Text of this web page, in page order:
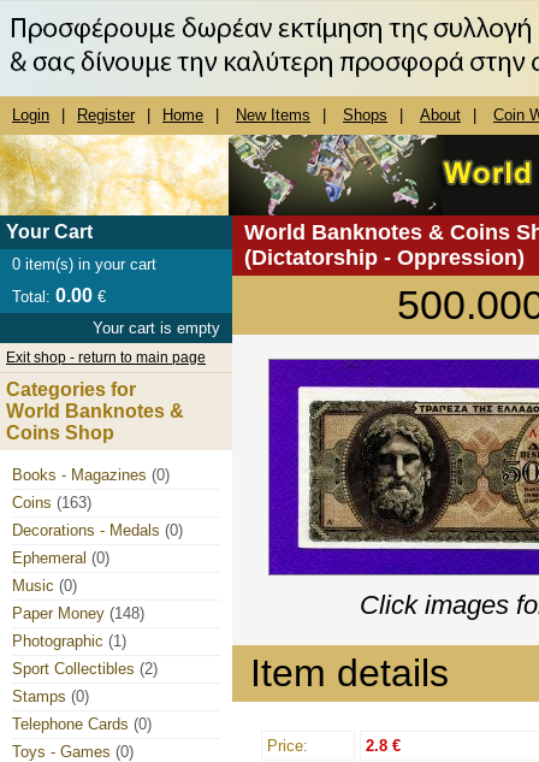
Login Register Home New Items Shops About Coin
World Banknotes & Coins
(Dictatorship - Oppression)
Click images
Item details
Price:
2.8 €
Your Cart
0 item(s) in your cart
Total: 0.00 €
Your cart is empty
Exit shop - return to main page
Categories for
World Banknotes &
Coins Shop
Books - Magazines (0)
Coins (163)
Decorations - Medals (0)
Ephemeral (0)
Music (0)
Paper Money (148)
Photographic (1)
Sport Collectibles (2)
Stamps (0)
Telephone Cards (0)
Toys - Games (0)